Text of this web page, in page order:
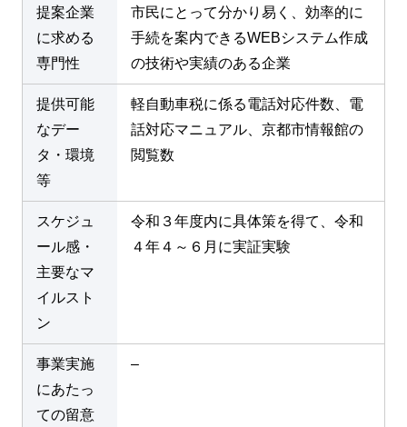
提案企業
に求める
専門性
市民にとって分かり易く、効率的に
手続を案内できるWEBシステム作成
の技術や実績のある企業
提供可能
なデー
タ・環境
等
軽自動車税に係る電話対応件数、電
話対応マニュアル、京都市情報館の
閲覧数
スケジュ
ール感・
主要なマ
イルスト
ン
令和３年度内に具体策を得て、令和
４年４～６月に実証実験
事業実施
にあたっ
ての留意
–